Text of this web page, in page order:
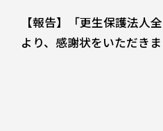
【報告】「更生保護法人
より、感謝状をいただきま